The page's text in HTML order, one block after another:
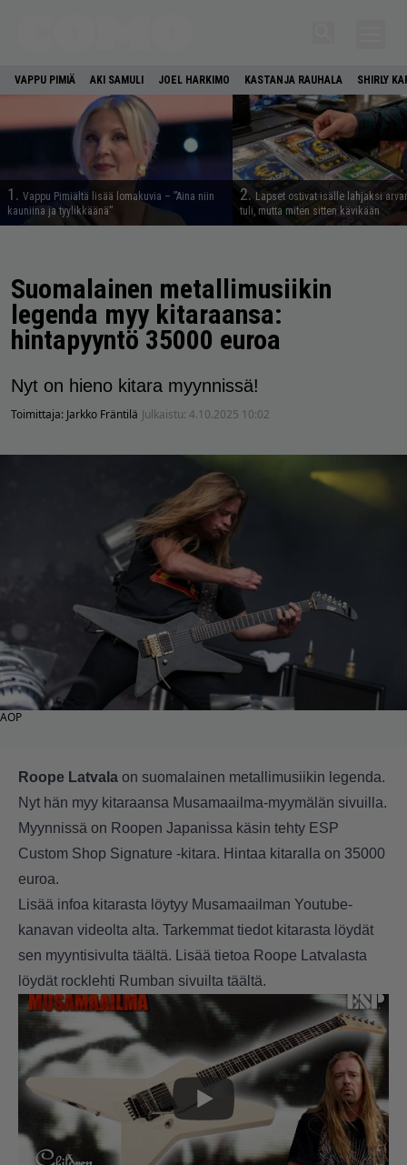
VAPPU PIMIÄ AKI SAMULI JOEL HARKIMO KASTANJA RAUHALA SHIRLY
1. Vappu Pimiältä lisää lomakuvia – ”Aina niin
kauniina ja tyylikkäänä”
2. Lapset ostivat isälle lahjaksi
tuli, mutta miten sitten kävikään
Suomalainen metallimusiikin
legenda myy kitaraansa:
hintapyyntö 35000 euroa
Nyt on hieno kitara myynnissä!
Toimittaja: Jarkko Fräntilä Julkaistu: 4.10.2025 10:02
AOP
Roope Latvala on suomalainen metallimusiikin legenda.
Nyt hän myy kitaraansa Musamaailma-myymälän sivuilla.
Myynnissä on Roopen Japanissa käsin tehty ESP
Custom Shop Signature -kitara. Hintaa kitaralla on 35000
euroa.
Lisää infoa kitarasta löytyy Musamaailman Youtube-
kanavan videolta alta. Tarkemmat tiedot kitarasta löydät
sen myyntisivulta täältä. Lisää tietoa Roope Latvalasta
löydät rocklehti Rumban sivuilta täältä.